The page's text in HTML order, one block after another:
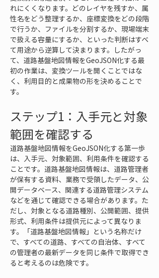
れにくくなります。どのレイヤを残すか、属
性名をどう整理するか、座標変換をどの段階
で行うか、ファイルを分割するか、現場端末
で扱える容量にするか、といった判断はすべ
て用途から逆算して決まります。したがっ
て、道路基盤地図情報をGeoJSON化する最
初の作業は、変換ツールを開くことではな
く、利用目的と成果物の形を決めることで
す。
ステップ1：入手元と対象
範囲を確認する
道路基盤地図情報をGeoJSON化する第一歩
は、入手元、対象範囲、利用条件を確認する
ことです。道路基盤地図情報は、道路管理者
が保有する資料、業務で受領したデータ、公
開データベース、関連する道路管理システム
などを通じて確認できる場合があります。た
だし、対象となる道路種別、公開範囲、提供
形式、利用条件は提供元によって異なりま
す。「道路基盤地図情報」という名称だけ
で、すべての道路、すべての自治体、すべて
の管理者の最新データを同じ条件で取得でき
ると考えるのは危険です。